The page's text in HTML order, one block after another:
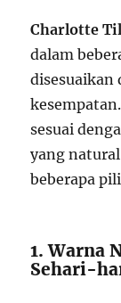
Charlotte
dalam
disesuaikan
sesuai
yang
beberapa
1. Warna
Sehari-